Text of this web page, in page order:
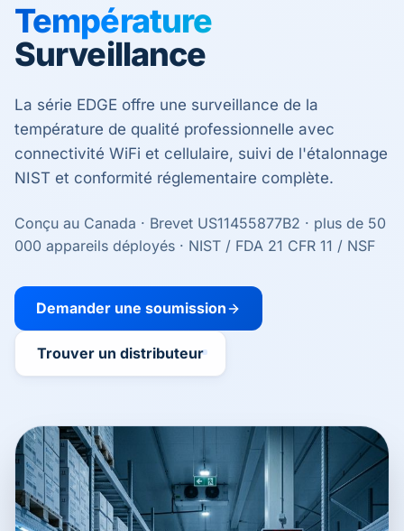
Température
Surveillance
La série EDGE offre une surveillance de la
température de qualité professionnelle avec
connectivité WiFi et cellulaire, suivi de l'étalonnage
NIST et conformité réglementaire complète.
Conçu au Canada · Brevet US11455877B2 · plus de 50
000 appareils déployés · NIST / FDA 21 CFR 11 / NSF
Demander une soumission
Trouver un distributeur